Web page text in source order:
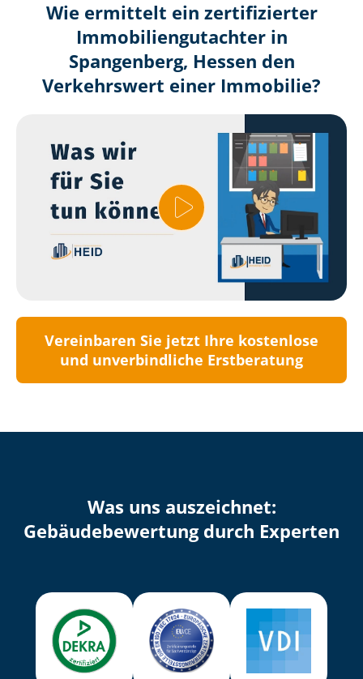
Wie ermittelt ein zertifizierter
Immobilien­gutachter in
Spangenberg, Hessen den
Verkehrswert einer Immobilie?
Vereinbaren Sie jetzt Ihre kostenlose
und unverbindliche Erstberatung
Was uns auszeichnet:
Ge­bäu­de­be­wer­tung durch Experten